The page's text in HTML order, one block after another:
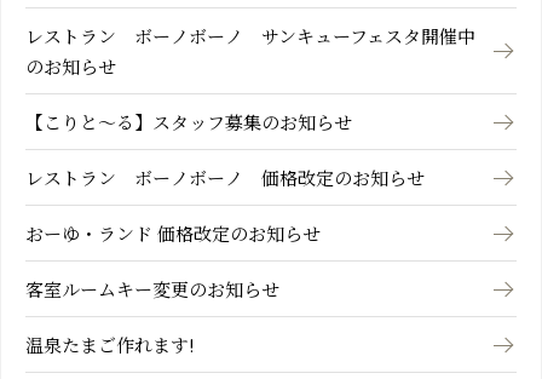
レストラン ボーノボーノ サンキューフェスタ開催中
のお知らせ
【こりと～る】スタッフ募集のお知らせ
レストラン ボーノボーノ 価格改定のお知らせ
おーゆ・ランド 価格改定のお知らせ
客室ルームキー変更のお知らせ
温泉たまご作れます!